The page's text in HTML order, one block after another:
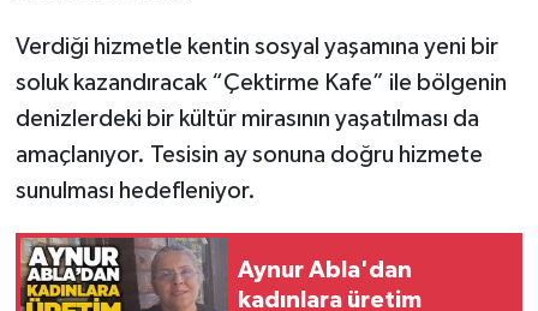
Verdiği hizmetle kentin sosyal yaşamına yeni bir
soluk kazandıracak “Çektirme Kafe” ile bölgenin
denizlerdeki bir kültür mirasının yaşatılması da
amaçlanıyor. Tesisin ay sonuna doğru hizmete
sunulması hedefleniyor.
Aynur Abla'dan
kadınlara üretim
Politika
Röportaj
Sağlık